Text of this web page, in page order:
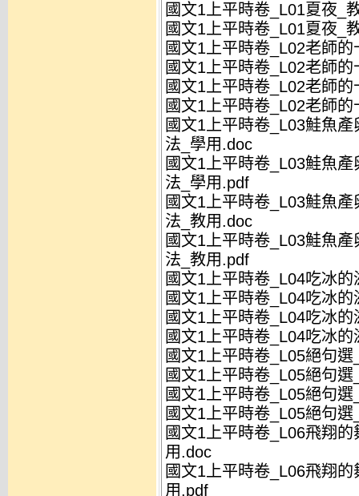
國文1上平時卷_L01夏夜_
國文1上平時卷_L01夏夜_
國文1上平時卷_L02老師
國文1上平時卷_L02老師
國文1上平時卷_L02老師
國文1上平時卷_L02老師
國文1上平時卷_L03鮭魚
法_學用.doc
國文1上平時卷_L03鮭魚
法_學用.pdf
國文1上平時卷_L03鮭魚
法_教用.doc
國文1上平時卷_L03鮭魚
法_教用.pdf
國文1上平時卷_L04吃冰
國文1上平時卷_L04吃冰
國文1上平時卷_L04吃冰
國文1上平時卷_L04吃冰
國文1上平時卷_L05絕句選
國文1上平時卷_L05絕句
國文1上平時卷_L05絕句選
國文1上平時卷_L05絕句
國文1上平時卷_L06飛翔
用.doc
國文1上平時卷_L06飛翔
用.pdf